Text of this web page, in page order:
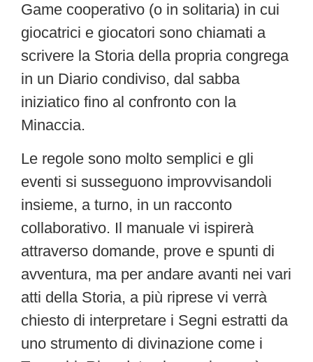
Game cooperativo (o in solitaria) in cui
giocatrici e giocatori sono chiamati a
scrivere la Storia della propria congrega
in un Diario condiviso, dal sabba
iniziatico fino al confronto con la
Minaccia.
Le regole sono molto semplici e gli
eventi si susseguono improvvisandoli
insieme, a turno, in un racconto
collaborativo. Il manuale vi ispirerà
attraverso domande, prove e spunti di
avventura, ma per andare avanti nei vari
atti della Storia, a più riprese vi verrà
chiesto di interpretare i Segni estratti da
uno strumento di divinazione come i